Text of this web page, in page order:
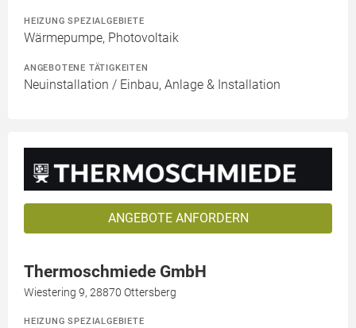
HEIZUNG SPEZIALGEBIETE
Wärmepumpe, Photovoltaik
ANGEBOTENE TÄTIGKEITEN
Neuinstallation / Einbau, Anlage & Installation
ANGEBOTE ANFORDERN
Thermoschmiede GmbH
Wiestering 9, 28870 Ottersberg
HEIZUNG SPEZIALGEBIETE